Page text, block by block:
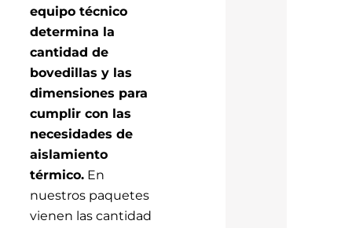
equipo técnico
determina la
cantidad de
bovedillas y las
dimensiones para
cumplir con las
necesidades de
aislamiento
térmico.En
nuestros paquetes
vienen las cantidad